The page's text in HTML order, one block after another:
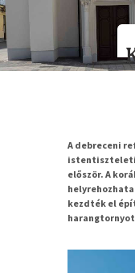
A debreceni
istentiszteleti
először. A
kezdték el